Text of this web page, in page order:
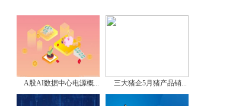
A股AI数据中心电源概... 三大猪企5月猪产品销...